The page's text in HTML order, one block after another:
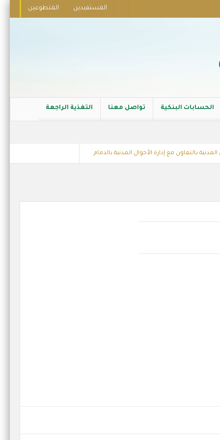
المستفيدين المتطوعين
الحسابات البنكية تواصل معنا التغذية الراجعة
بالتعاون مع إدارة الأحوال المدنية بالدمام